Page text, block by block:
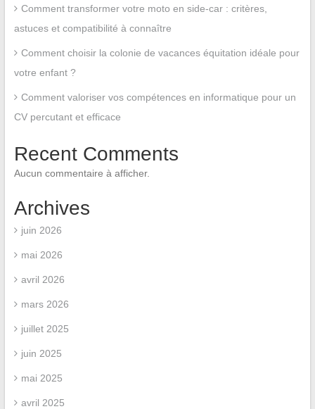
Comment transformer votre moto en side-car : critères,
astuces et compatibilité à connaître
Comment choisir la colonie de vacances équitation idéale pour
votre enfant ?
Comment valoriser vos compétences en informatique pour un
CV percutant et efficace
Recent Comments
Aucun commentaire à afficher.
Archives
juin 2026
mai 2026
avril 2026
mars 2026
juillet 2025
juin 2025
mai 2025
avril 2025